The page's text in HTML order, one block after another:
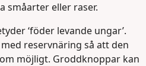
småarter eller raser.
‘föder levande ungar’.
reservnäring så att den
möjligt. Groddknoppar kan